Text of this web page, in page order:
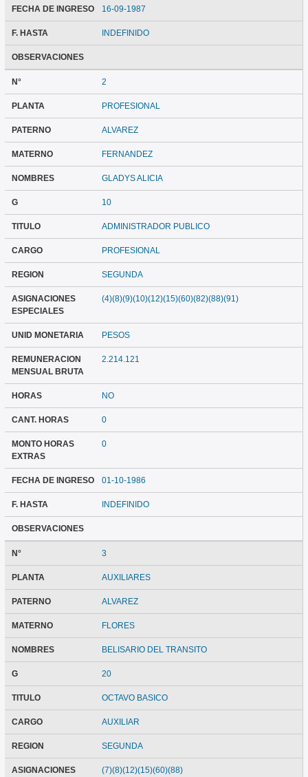
FECHA DE INGRESO 16-09-1987
F. HASTA INDEFINIDO
OBSERVACIONES
N° 2
PLANTA PROFESIONAL
PATERNO ALVAREZ
MATERNO FERNANDEZ
NOMBRES GLADYS ALICIA
G 10
TITULO ADMINISTRADOR PUBLICO
CARGO PROFESIONAL
REGION SEGUNDA
ASIGNACIONES
ESPECIALES
(4)(8)(9)(10)(12)(15)(60)(82)(88)(91)
UNID MONETARIA PESOS
REMUNERACION
MENSUAL BRUTA
2.214.121
HORAS NO
CANT. HORAS 0
MONTO HORAS
EXTRAS
0
FECHA DE INGRESO 01-10-1986
F. HASTA INDEFINIDO
OBSERVACIONES
N° 3
PLANTA AUXILIARES
PATERNO ALVAREZ
MATERNO FLORES
NOMBRES BELISARIO DEL TRANSITO
G 20
TITULO OCTAVO BASICO
CARGO AUXILIAR
REGION SEGUNDA
ASIGNACIONES (7)(8)(12)(15)(60)(88)